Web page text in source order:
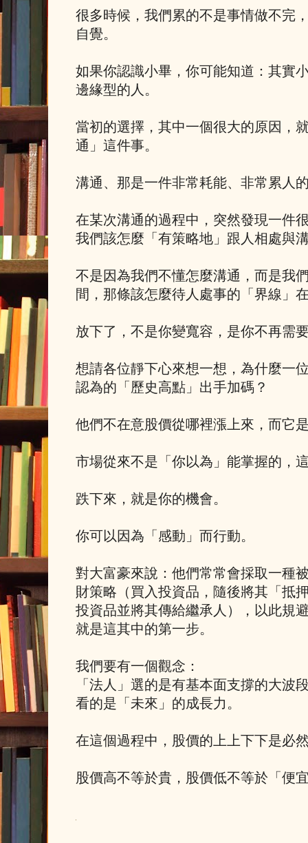
很多時候，我們累的不是事情做不完
自覺。
如果你認識小畢，你可能知道：其實
邊緣型的人。
當初的選擇，其中一個很大的原因，
通」這件事。
溝通、那是一件非常耗能、非常累人
在某次溝通的過程中，突然發現一件
我們該怎麼「有策略地」跟人相處與
不是因為我們不懂怎麼溝通，而是我
間，那條該怎麼待人處事的「界線」
放下了，不是你變寬容，是你不再需
想請各位靜下心來想一想，為什麼一
認為的「歷史高點」出手加碼？
他們不在意股價從哪裡漲上來，而它
市場從來不是「你以為」能掌握的，
跌下來，就是你的機會。
你可以因為「感動」而行動。
對大富豪來說：他們常常會採取一種
財策略（買入投資品，隨後將其「抵
投資品並將其傳給繼承人），以此規
就是這其中的第一步。
我們要有一個觀念：
「法人」選的是有基本面支撐的大波
看的是「未來」的成長力。
在這個過程中，股價的上上下下是必
股價高不等於貴，股價低不等於「便